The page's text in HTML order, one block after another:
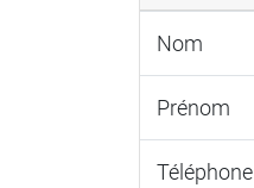
Nom
Prénom
Téléphone